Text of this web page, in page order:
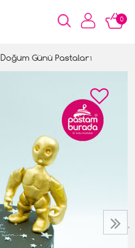
0
Doğum Günü Pastaları
›